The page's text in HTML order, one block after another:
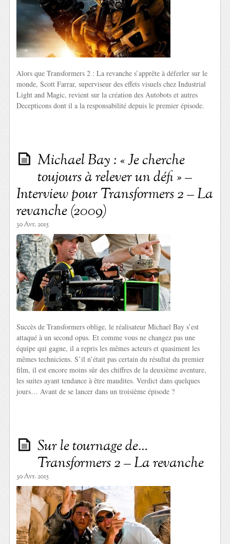
Alors que Transformers 2 : La revanche s’apprête à déferler sur le
monde, Scott Farrar, superviseur des effets visuels chez Industrial
Light and Magic, revient sur la création des Autobots et autres
Decepticons dont il a la responsabilité depuis le premier épisode.
Michael Bay : « Je cherche
toujours à relever un défi » –
Interview pour Transformers 2 – La
revanche (2009)
30 Avr. 2015
Succès de Transformers oblige, le réalisateur Michael Bay s’est
attaqué à un second opus. Et comme vous ne changez pas une
équipe qui gagne, il a repris les mêmes acteurs et quasiment les
mêmes techniciens. S’il n’était pas certain du résultat du premier
film, il est encore moins sûr des chiffres de la deuxième aventure,
les suites ayant tendance à être maudites. Verdict dans quelques
jours… Avant de se lancer dans un troisième épisode ?
Sur le tournage de…
Transformers 2 – La revanche
30 Avr. 2015